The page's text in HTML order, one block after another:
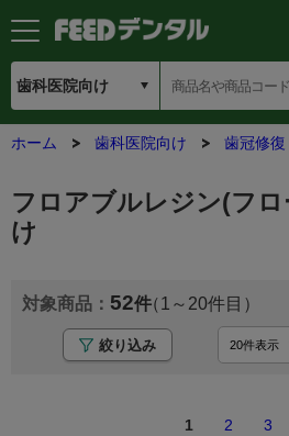
ホーム 歯科医院向け 歯冠修
フロアブルレジン(フロ
け
52 1 20
絞り込み
1 2 3